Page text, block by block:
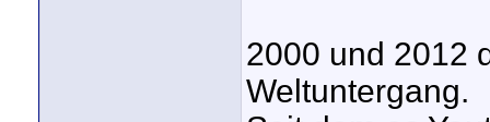
2000 und 2012
Weltuntergang.